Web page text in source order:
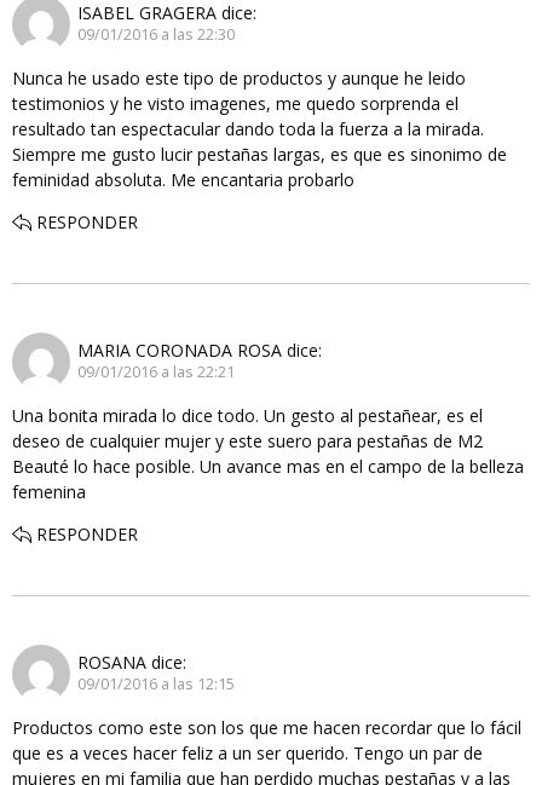
ISABEL GRAGERA dice:
09/01/2016 a las 22:30
Nunca he usado este tipo de productos y aunque he leido
testimonios y he visto imagenes, me quedo sorprenda el
resultado tan espectacular dando toda la fuerza a la mirada.
Siempre me gusto lucir pestañas largas, es que es sinonimo de
feminidad absoluta. Me encantaria probarlo
RESPONDER
MARIA CORONADA ROSA dice:
09/01/2016 a las 22:21
Una bonita mirada lo dice todo. Un gesto al pestañear, es el
deseo de cualquier mujer y este suero para pestañas de M2
Beauté lo hace posible. Un avance mas en el campo de la belleza
femenina
RESPONDER
ROSANA dice:
09/01/2016 a las 12:15
Productos como este son los que me hacen recordar que lo fácil
que es a veces hacer feliz a un ser querido. Tengo un par de
mujeres en mi familia que han perdido muchas pestañas y a las